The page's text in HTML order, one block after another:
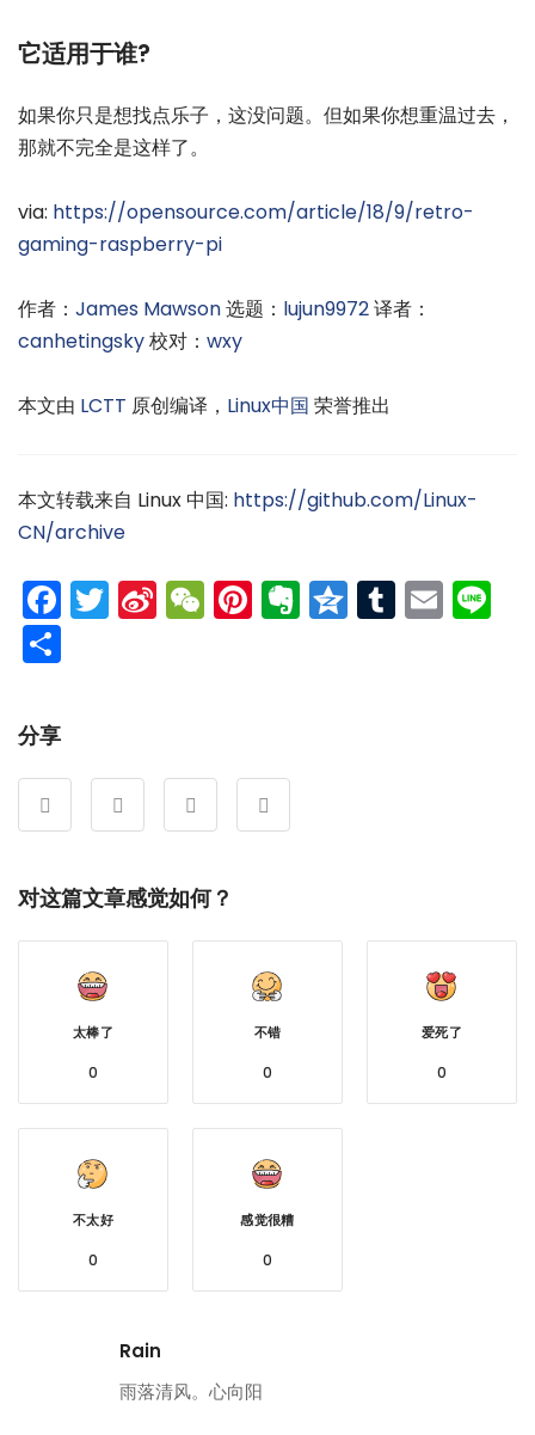
它适用于谁?
如果你只是想找点乐子，这没问题。但如果你想重温过去，
那就不完全是这样了。
via: https://opensource.com/article/18/9/retro-
gaming-raspberry-pi
作者： James Mawson选题： lujun9972译者：
canhetingsky校对： wxy
本文由 LCTT 原创编译， Linux中国 荣誉推出
本文转载来自 Linux 中国: https://github.com/Linux-
CN/archive
Facebook
Twitter
SinaWeChat
Pinterest
Evernote
Qzone
Tumblr
分享
对这篇文章感觉如何？
太棒了
0
不错
0
爱死了
0
不太好
0
感觉很糟
0
Rain
雨落清风。心向阳